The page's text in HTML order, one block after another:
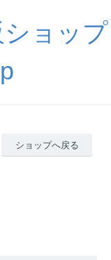
ョップ
ショップへ戻る